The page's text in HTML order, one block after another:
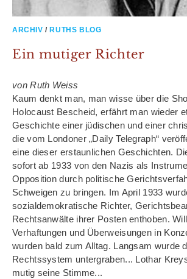
ARCHIV / RUTHS BLOG
Ein mutiger Richter
von Ruth Weiss
Kaum denkt man, man wisse über die
Holocaust Bescheid, erfährt man wieder
Geschichte einer jüdischen und einer
die vom Londoner „Daily Telegraph“
eine dieser erstaunlichen Geschichten.
sofort ab 1933 von den Nazis als
Opposition durch politische
Schweigen zu bringen. Im April 1933
sozialdemokratische Richter,
Rechtsanwälte ihrer Posten enthoben.
Verhaftungen und Überweisungen in
wurden bald zum Alltag. Langsam wurde
Rechtssystem untergraben... Lothar
mutig seine Stimme...